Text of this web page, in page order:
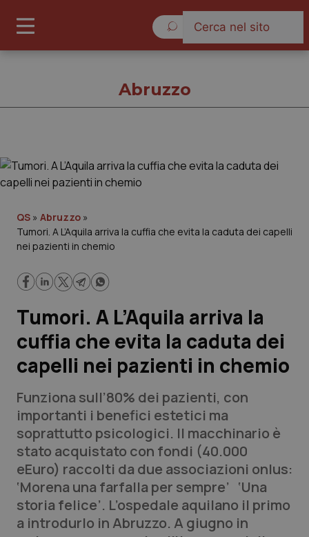
Governo e Parlamento
Regioni e Asl
Lavoro e Professioni
Scienza e Farmaci
Studi e Analisi
Lettere al direttore
Edizioni Regionali
QS Pro
Professionisti Sanitari.AI
Abruzzo
QS » Abruzzo »
Tumori. A L’Aquila arriva la cuffia che evita la caduta dei capelli
nei pazienti in chemio
Tumori. A L’Aquila arriva la
cuffia che evita la caduta dei
capelli nei pazienti in chemio
Funziona sull’80% dei pazienti, con
importanti i benefici estetici ma
soprattutto psicologici. Il macchinario è
stato acquistato con fondi (40.000
eEuro) raccolti da due associazioni onlus:
‘Morena una farfalla per sempre’ ‘Una
storia felice’. L’ospedale aquilano il primo
a introdurlo in Abruzzo. A giugno in